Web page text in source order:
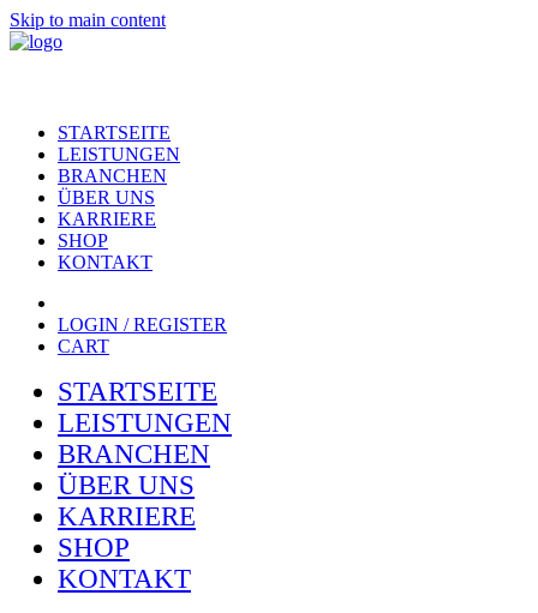
Skip to main content
STARTSEITE
LEISTUNGEN
BRANCHEN
ÜBER UNS
KARRIERE
SHOP
KONTAKT
LOGIN / REGISTER
CART
STARTSEITE
LEISTUNGEN
BRANCHEN
ÜBER UNS
KARRIERE
SHOP
KONTAKT